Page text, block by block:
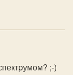
;-)